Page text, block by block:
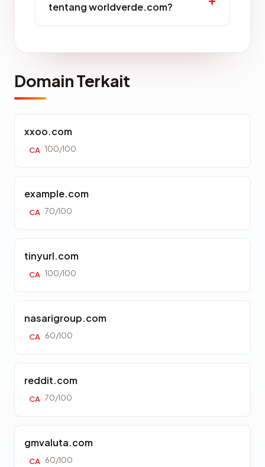
tentang worldverde.com?
Domain Terkait
xxoo.com
CA 100/100
example.com
CA 70/100
tinyurl.com
CA 100/100
nasarigroup.com
CA 60/100
reddit.com
CA 70/100
gmvaluta.com
CA 60/100